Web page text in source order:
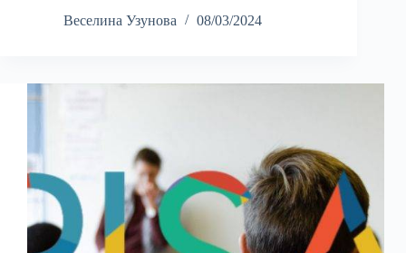
Веселина Узунова
08/03/2024